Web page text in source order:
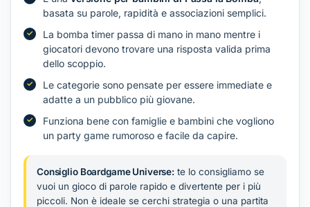
basata su parole, rapidità e associazioni semplici.
La bomba timer passa di mano in mano mentre i
giocatori devono trovare una risposta valida prima
dello scoppio.
Le categorie sono pensate per essere immediate e
adatte a un pubblico più giovane.
Funziona bene con famiglie e bambini che vogliono
un party game rumoroso e facile da capire.
Consiglio Boardgame Universe: te lo consigliamo se
vuoi un gioco di parole rapido e divertente per i più
piccoli. Non è ideale se cerchi strategia o una partita